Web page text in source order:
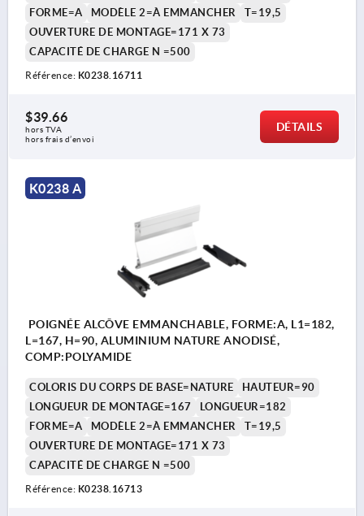
FORME=A
MODÈLE 2=À EMMANCHER
T=19,5
OUVERTURE DE MONTAGE=171 X 73
CAPACITÉ DE CHARGE N =500
Référence: K0238.16711
$39.66
hors TVA
hors frais d’envoi
DÉTAILS
K0238 A
POIGNÉE ALCÔVE EMMANCHABLE, FORME:A, L1=182,
L=167, H=90, ALUMINIUM NATURE ANODISÉ,
COMP:POLYAMIDE
COLORIS DU CORPS DE BASE=NATURE
HAUTEUR=90
LONGUEUR DE MONTAGE=167
LONGUEUR=182
FORME=A
MODÈLE 2=À EMMANCHER
T=19,5
OUVERTURE DE MONTAGE=171 X 73
CAPACITÉ DE CHARGE N =500
Référence: K0238.16713